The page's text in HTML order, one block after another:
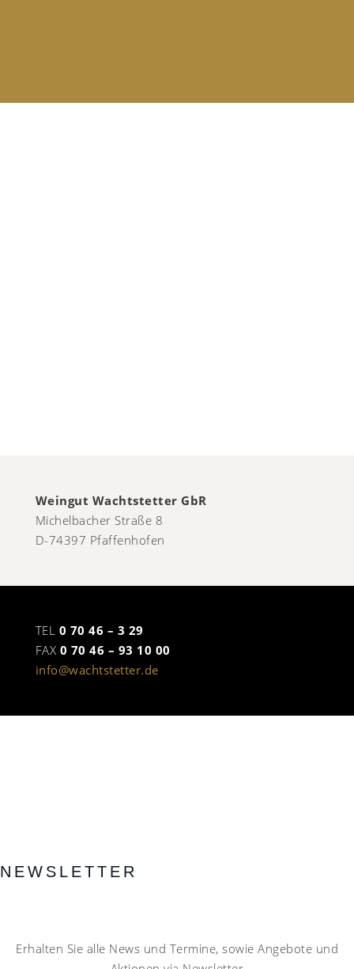
Weingut Wachtstetter GbR
Michelbacher Straße 8
D-74397 Pfaffenhofen
TEL 0 70 46 – 3 29
FAX 0 70 46 – 93 10 00
info@wachtstetter.de
NEWSLETTER
Erhalten Sie alle News und Termine, sowie Angebote und